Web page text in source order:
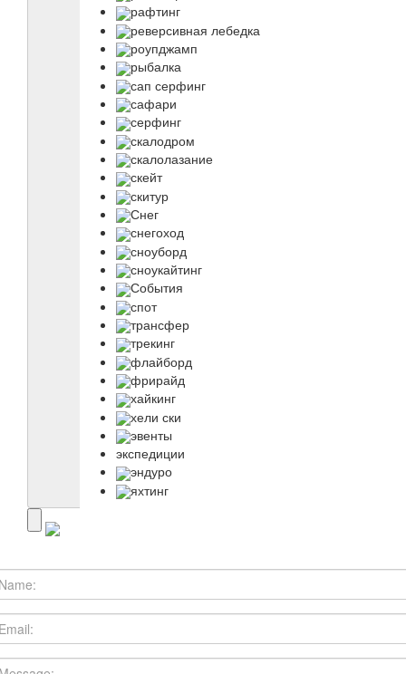
рафтинг
реверсивная лебедка
роупджамп
рыбалка
сап серфинг
сафари
серфинг
скалодром
скалолазание
скейт
скитур
Снег
снегоход
сноуборд
сноукайтинг
События
спот
трансфер
трекинг
флайборд
фрирайд
хайкинг
хели ски
эвенты
экспедиции
эндуро
яхтинг